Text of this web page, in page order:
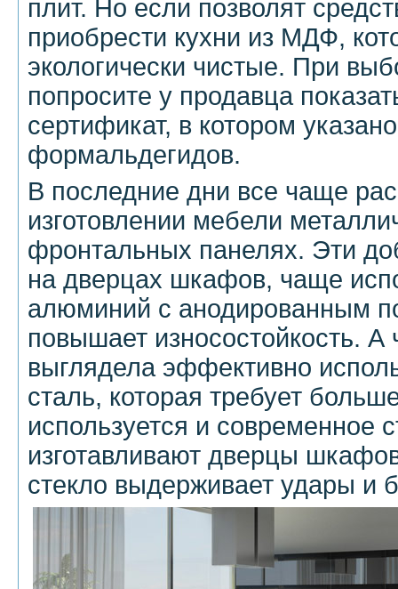
плит. Но если позволят
приобрести кухни из МДФ,
экологически чистые. При
попросите у продавца
сертификат, в котором
формальдегидов.
В последние дни все чаще
изготовлении мебели
фронтальных панелях. Эти
на дверцах шкафов, чаще
алюминий с анодированным
повышает износостойкость.
выглядела эффективно
сталь, которая требует
используется и современное
изготавливают дверцы
стекло выдерживает удары и